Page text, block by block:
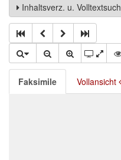
Inhaltsverz. u.
Faksimile Vollansicht